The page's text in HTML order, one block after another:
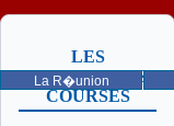
La R�union
LES
PROCHAINES
COURSES